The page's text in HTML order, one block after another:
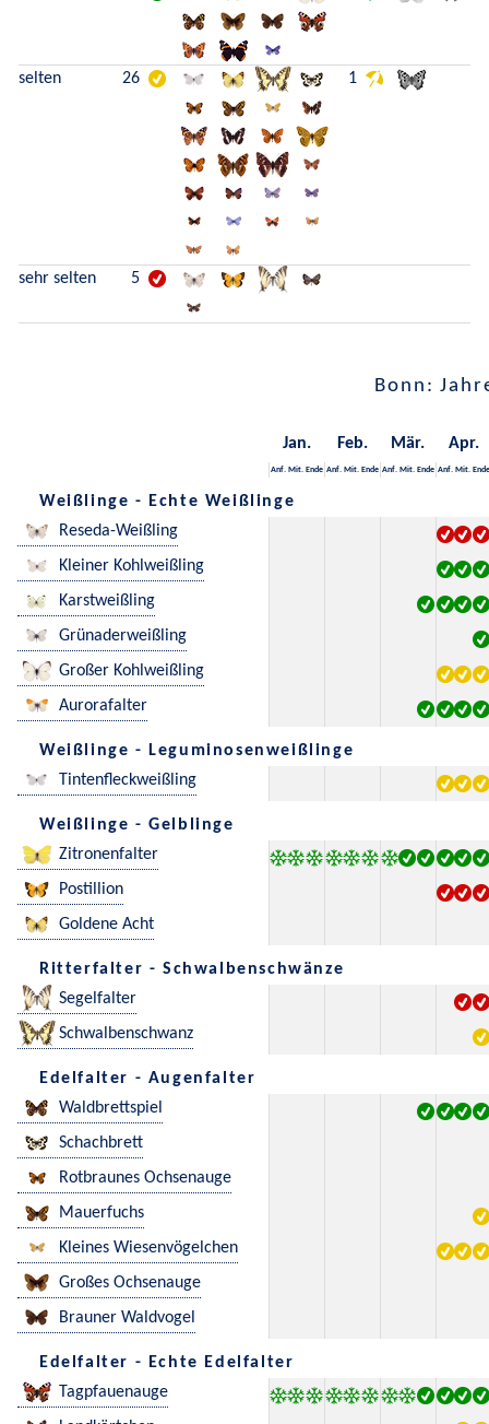
selten 26 1
sehr selten 5
Bonn:
Jan. Feb. Mär. Apr.
Anf. Mit. Ende Anf. Mit. Ende Anf. Mit. Ende Anf. Mit. Ende
Weißlinge - Echte Weißlinge
Reseda-Weißling
Kleiner Kohlweißling
Karstweißling
Grünaderweißling
Großer Kohlweißling
Aurorafalter
Weißlinge - Leguminosenweißlinge
Tintenfleckweißling
Weißlinge - Gelblinge
Zitronenfalter
Postillion
Goldene Acht
Ritterfalter - Schwalbenschwänze
Segelfalter
Schwalbenschwanz
Edelfalter - Augenfalter
Waldbrettspiel
Schachbrett
Rotbraunes Ochsenauge
Mauerfuchs
Kleines Wiesenvögelchen
Großes Ochsenauge
Brauner Waldvogel
Edelfalter - Echte Edelfalter
Tagpfauenauge